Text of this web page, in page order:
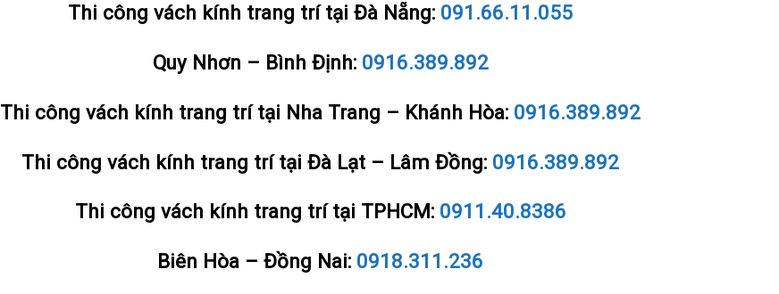
Thi công vách kính trang trí tại Đà Nẵng: 091.66.11.055
Quy Nhơn – Bình Định: 0916.389.892
Thi công vách kính trang trí tại Nha Trang – Khánh Hòa: 0916.389.892
Thi công vách kính trang trí tại Đà Lạt – Lâm Đồng: 0916.389.892
Thi công vách kính trang trí tại TPHCM: 0911.40.8386
Biên Hòa – Đồng Nai: 0918.311.236